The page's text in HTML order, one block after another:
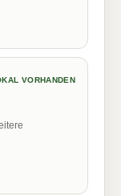
VORHANDEN